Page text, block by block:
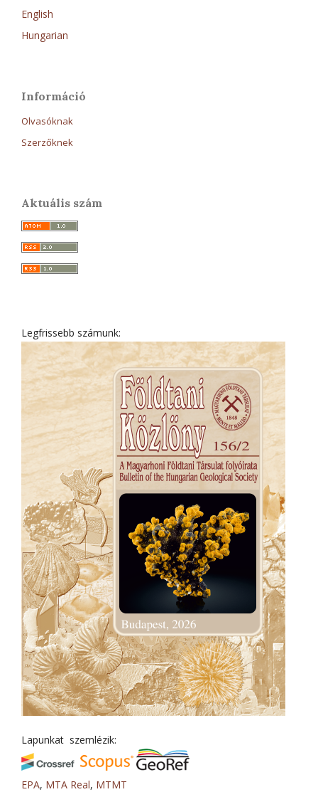
English
Hungarian
Információ
Olvasóknak
Szerzőknek
Aktuális szám
Legfrissebb számunk:
Lapunkat szemlézik:
EPA, MTA Real, MTMT